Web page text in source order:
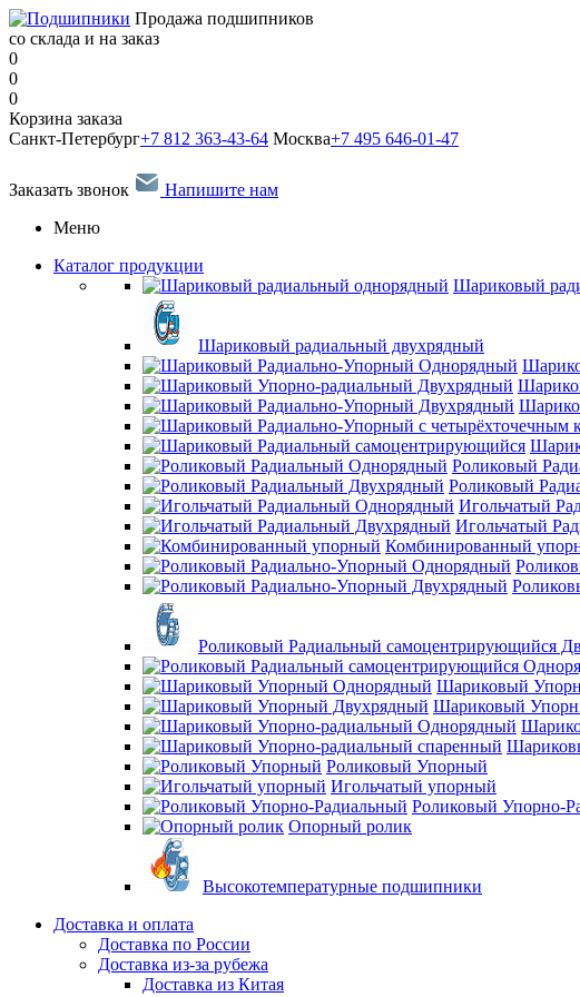
Продажа подшипников
со склада и на заказ
0
0
0
Корзина заказа
Санкт-Петербург+7 812 363-43-64 Москва+7 495 646-01-47
Заказать звонок
Напишите нам
Меню
Каталог продукции
Шариковый
Шариковый радиальный двухрядный
Роликовый
Роликовый
Игольчатый
Игольчатый
Комбинированный
Роликовый Радиальный самоцентрирующийся
Шариковый
Шариковый
Роликовый Упорный
Игольчатый упорный
Роликовый Упорно-
Опорный ролик
Высокотемпературные подшипники
Доставка и оплата
Доставка по России
Доставка из-за рубежа
Доставка из Китая